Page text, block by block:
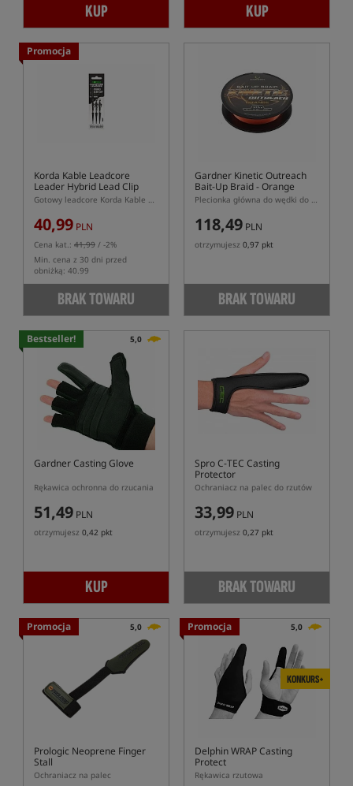
KUP KUP
Promocja
Korda Kable Leadcore
Leader Hybrid Lead Clip
50cm
Gotowy leadcore Korda Kable o długości 50cm z bezpiecznym klipsem Hybrid Lead Clip
40,99 PLN
Cena kat.: 41,99 / -2%
Min. cena z 30 dni przed
obniżką: 40.99
BRAK TOWARU
Gardner Kinetic Outreach
Bait-Up Braid - Orange
Plecionka główna do wędki do nęcenia
118,49 PLN
otrzymujesz 0,97 pkt
BRAK TOWARU
Bestseller! 5,0
Gardner Casting Glove
Rękawica ochronna do rzucania
51,49 PLN
otrzymujesz 0,42 pkt
KUP
Spro C-TEC Casting
Protector
Ochraniacz na palec do rzutów
33,99 PLN
otrzymujesz 0,27 pkt
BRAK TOWARU
Promocja 5,0
Prologic Neoprene Finger
Stall
Ochraniacz na palec
Promocja 5,0
KONKURS+
Delphin WRAP Casting
Protect
Rękawica rzutowa